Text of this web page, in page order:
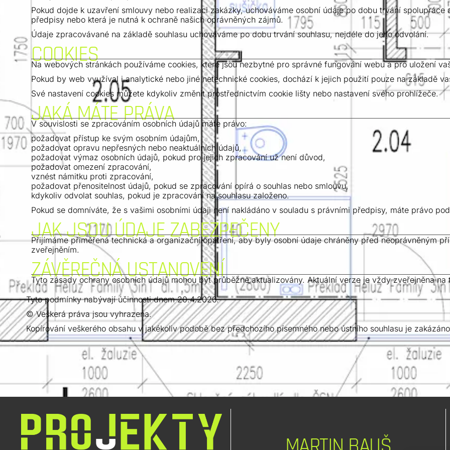
Pokud dojde k uzavření smlouvy nebo realizaci zakázky, uchováváme osobní údaje po dobu trvání
předpisy nebo která je nutná k ochraně našich oprávněných zájmů.
Údaje zpracovávané na základě souhlasu uchováváme po dobu trvání souhlasu, nejdéle do jeho odvolání.
COOKIES
Na webových stránkách používáme cookies, které jsou nezbytné pro správné fungování webu a pro uložení
Pokud by web využíval i analytické nebo jiné netechnické cookies, dochází k jejich použití pouze na základě
Své nastavení cookies můžete kdykoliv změnit prostřednictvím cookie lišty nebo nastavení svého prohlížeče.
JAKÁ MÁTE PRÁVA
V souvislosti se zpracováním osobních údajů máte právo:
požadovat přístup ke svým osobním údajům,
požadovat opravu nepřesných nebo neaktuálních údajů,
požadovat výmaz osobních údajů, pokud pro jejich zpracování už není důvod,
požadovat omezení zpracování,
vznést námitku proti zpracování,
požadovat přenositelnost údajů, pokud se zpracování opírá o souhlas nebo smlouvu,
kdykoliv odvolat souhlas, pokud je zpracování na souhlasu založeno.
Pokud se domníváte, že s vašimi osobními údaji není nakládáno v souladu s právními předpisy, máte právo
JAK JSOU ÚDAJE ZABEZPEČENY
Přijímáme přiměřená technická a organizační opatření, aby byly osobní údaje chráněny před neoprávněným
zveřejněním.
ZÁVĚREČNÁ USTANOVENÍ
Tyto zásady ochrany osobních údajů mohou být průběžně aktualizovány. Aktuální verze je vždy zveřejněna
Tyto podmínky nabývají účinnosti dnem 20.4.2026.
© Veškerá práva jsou vyhrazena.
Kopírování veškerého obsahu v jakékoliv podobě bez předchozího písemného nebo ústního souhlasu je